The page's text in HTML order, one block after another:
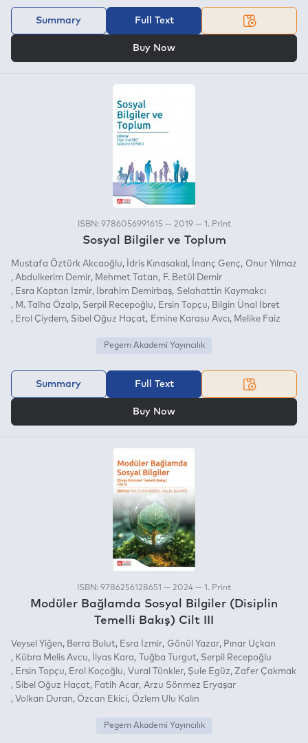
Summary Full Text
Buy Now
ISBN: 9786056991615 — 2019 — 1. Print
Sosyal Bilgiler ve Toplum
Mustafa Öztürk Akcaoğlu İdris Kınasakal İnanç Genç
Onur Yılmaz
Abdulkerim Demir
Mehmet Tatan
F. Betül Demir
Esra Kaptan İzmir
İbrahim Demirbaş
Selahattin Kaymakcı
M. Talha Özalp Serpil Recepoğlu Ersin Topçu
Bilgin Ünal İbret
Erol Çiydem Sibel Oğuz Haçat Emine Karasu Avcı Melike Faiz
Pegem Akademi Yayıncılık
Summary Full Text
Buy Now
ISBN: 9786256128651 — 2024 — 1. Print
Modüler Bağlamda Sosyal Bilgiler (Disiplin
Temelli Bakış) Cilt III
Veysel Yiğen Berra Bulut Esra İzmir Gönül Yazar
Pınar Uçkan
Kübra Melis Avcu
İlyas Kara Tuğba Turgut Serpil Recepoğlu
Ersin Topçu
Erol Koçoğlu Vural Tünkler Şule Egüz Zafer Çakmak
Sibel Oğuz Haçat
Fatih Acar Arzu Sönmez Eryaşar
Volkan Duran
Özcan Ekici Özlem Ulu Kalın
Pegem Akademi Yayıncılık